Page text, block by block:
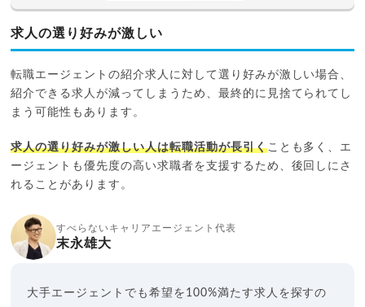
求人の選り好みが激しい
転職エージェントの紹介求人に対して選り好みが激しい場合、
紹介できる求人が減ってしまうため、最終的に見捨てられてし
まう可能性もあります。
求人の選り好みが激しい人は転職活動が長引くことも多く、エ
ージェントも優先度の高い求職者を支援するため、後回しにさ
れることがあります。
すべらないキャリアエージェント代表
末永雄大
大手エージェントでも希望を100%満たす求人を探すの